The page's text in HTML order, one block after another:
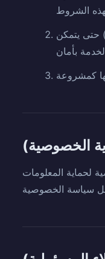
حتى يتمكن
لحماية المعلومات